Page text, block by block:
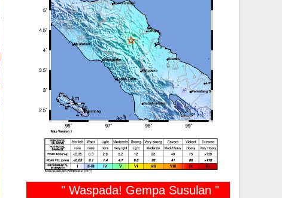
" Waspada! Gempa Susulan "